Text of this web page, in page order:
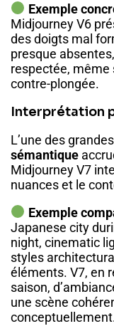
Exemple
Midjourney V6
des doigts mal
presque
respectée, même
contre-plongée.
Interprétation
L’une des
sémantique
Midjourney V7
nuances et le
Exemple
Japanese city
night, cinematic
styles
éléments. V7, en
saison,
une scène